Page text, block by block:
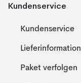
Kundenservice
Kundenservice
Lieferinformation
Paket verfolgen